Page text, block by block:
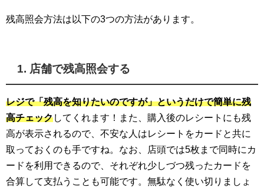
残高照会方法は以下の3つの方法があります。
1. 店舗で残高照会する
レジで「残高を知りたいのですが」というだけで簡単に残
高チェックしてくれます！また、購入後のレシートにも残
高が表示されるので、不安な人はレシートをカードと共に
取っておくのも手ですね。なお、店頭では5枚まで同時にカ
ードを利用できるので、それぞれ少しづつ残ったカードを
合算して支払うことも可能です。無駄なく使い切りましょ